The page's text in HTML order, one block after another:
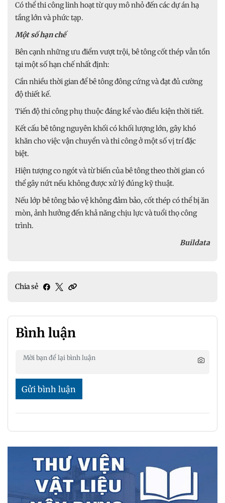
Có thể thi công linh hoạt từ quy mô nhỏ đến các dự án hạ
tầng lớn và phức tạp.
Một số hạn chế
Bên cạnh những ưu điểm vượt trội, bê tông cốt thép vẫn tồn
tại một số hạn chế nhất định:
Cần nhiều thời gian để bê tông đông cứng và đạt đủ cường
độ thiết kế.
Tiến độ thi công phụ thuộc đáng kể vào điều kiện thời tiết.
Kết cấu bê tông nguyên khối có khối lượng lớn, gây khó
khăn cho việc vận chuyển và thi công ở một số vị trí đặc
biệt.
Hiện tượng co ngót và từ biến của bê tông theo thời gian có
thể gây nứt nếu không được xử lý đúng kỹ thuật.
Nếu lớp bê tông bảo vệ không đảm bảo, cốt thép có thể bị ăn
mòn, ảnh hưởng đến khả năng chịu lực và tuổi thọ công
trình.
Buildata
Chia sẻ
Bình luận
Gửi bình luận